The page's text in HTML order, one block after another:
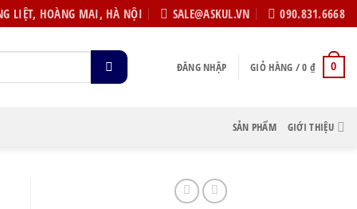
LIỆT, HOÀNG MAI, HÀ NỘI SALE@ASKUL.VN 090.831.6668
ĐĂNG NHẬP GIỎ HÀNG /0 ₫ 0
SẢN PHẨM GIỚI THIỆU